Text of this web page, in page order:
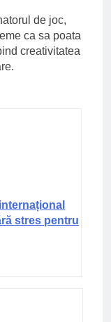
de joc,
ca sa poata
creativitatea
stres pentru